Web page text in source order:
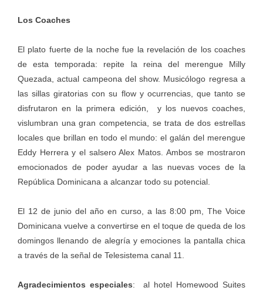
Los Coaches
El plato fuerte de la noche fue la revelación de los coaches
de esta temporada: repite la reina del merengue Milly
Quezada, actual campeona del show. Musicólogo regresa a
las sillas giratorias con su flow y ocurrencias, que tanto se
disfrutaron en la primera edición, y los nuevos coaches,
vislumbran una gran competencia, se trata de dos estrellas
locales que brillan en todo el mundo: el galán del merengue
Eddy Herrera y el salsero Alex Matos. Ambos se mostraron
emocionados de poder ayudar a las nuevas voces de la
República Dominicana a alcanzar todo su potencial.
El 12 de junio del año en curso, a las 8:00 pm, The Voice
Dominicana vuelve a convertirse en el toque de queda de los
domingos llenando de alegría y emociones la pantalla chica
a través de la señal de Telesistema canal 11.
Agradecimientos especiales: al hotel Homewood Suites